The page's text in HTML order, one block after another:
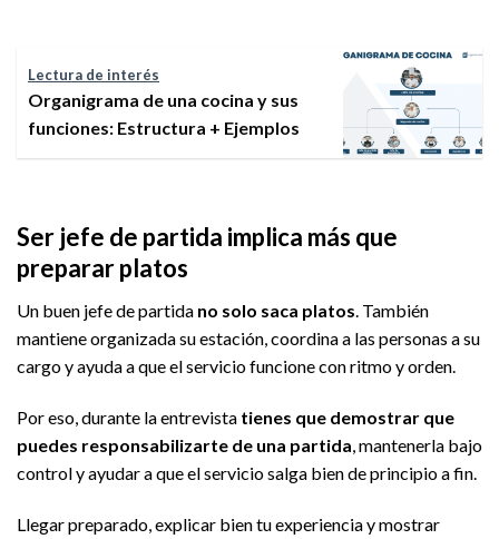
Lectura de interés
Organigrama de una cocina y sus
funciones: Estructura + Ejemplos
Ser jefe de partida implica más que
preparar platos
Un buen jefe de partida no solo saca platos. También
mantiene organizada su estación, coordina a las personas a su
cargo y ayuda a que el servicio funcione con ritmo y orden.
Por eso, durante la entrevista tienes que demostrar que
puedes responsabilizarte de una partida , mantenerla bajo
control y ayudar a que el servicio salga bien de principio a fin.
Llegar preparado, explicar bien tu experiencia y mostrar